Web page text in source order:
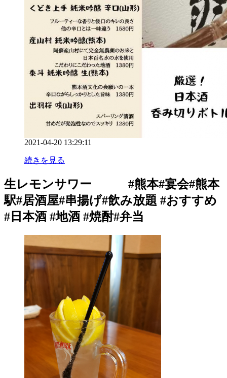
2021-04-20 13:29:11
続きを見る
生レモンサワー #熊本#宴会#熊本
駅#居酒屋#串揚げ#飲み放題 #おすすめ
#日本酒 #地酒 #焼酎#弁当